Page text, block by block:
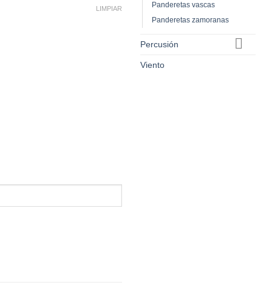
LIMPIAR
Panderetas vascas
Panderetas zamoranas
Percusión
Viento